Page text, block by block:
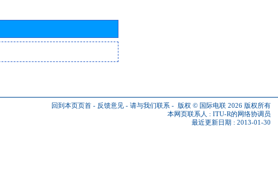
回到本页页首 - 反馈意见 - 请与我们联系 - 版权 © 国际电联 2026 版权所有
本网页联系人 : ITU-R的网络协调员
最近更新日期 : 2013-01-30